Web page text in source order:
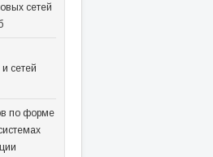
сетей
сетей
по форме